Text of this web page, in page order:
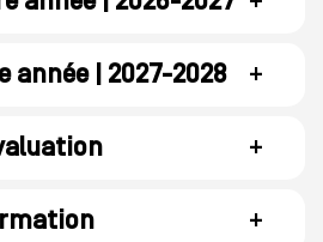
année | 2027-2028 +
+
+